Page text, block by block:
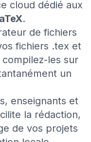
cloud dédié aux
.
de fichiers
fichiers .tex et
les sur
un
enseignants et
la rédaction,
de vos projets